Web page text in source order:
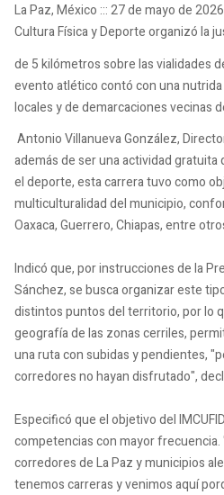
La Paz, México ::: 27 de mayo de
Cultura Física y Deporte organizó la
de 5 kilómetros sobre las vialidades
evento atlético contó con una
locales y de demarcaciones vecinas
Antonio Villanueva González,
además de ser una actividad
el deporte, esta carrera tuvo como
multiculturalidad del municipio,
Oaxaca, Guerrero, Chiapas, entre
Indicó que, por instrucciones de la
Sánchez, se busca organizar este
distintos puntos del territorio, por lo
geografía de las zonas cerriles,
una ruta con subidas y pendientes,
corredores no hayan disfrutado",
Especificó que el objetivo del
competencias con mayor frecuencia.
corredores de La Paz y municipios
tenemos carreras y venimos aquí